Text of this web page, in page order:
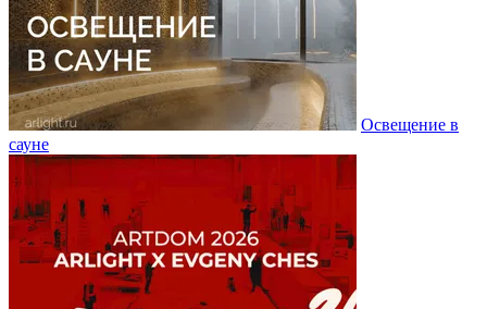
Освещение в
сауне